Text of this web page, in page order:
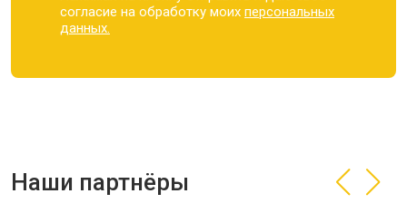
согласие на обработку моихперсональных
данных.
Наши партнёры